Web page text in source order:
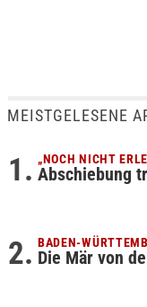
MEISTGELESENE
„NOCH NICHT
Abschiebung
BADEN-
Die Mär von